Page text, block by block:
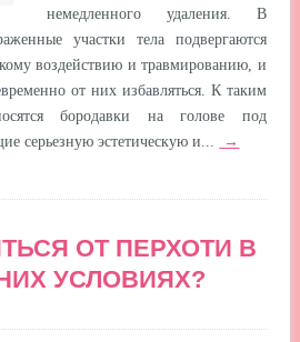
немедленного удаления. В
участки тела подвергаются
воздействию и травмированию, и
от них избавляться. К таким
бородавки на голове под
серьезную эстетическую и...
→
ОТ ПЕРХОТИ В
УСЛОВИЯХ?